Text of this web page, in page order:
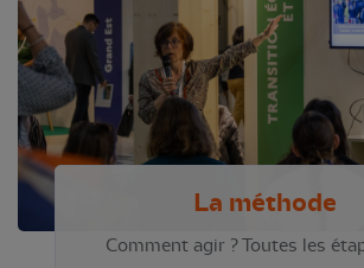
La méthode
Comment agir ? Toutes les